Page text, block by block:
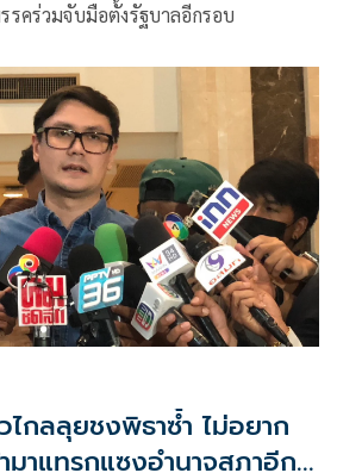
รคร่วมจับมือตั้งรัฐบาลอีกรอบ
ไกลลุยชงพิธาซ้ำ ไม่อยาก
มาแทรกแซงอำนาจสภาอีก